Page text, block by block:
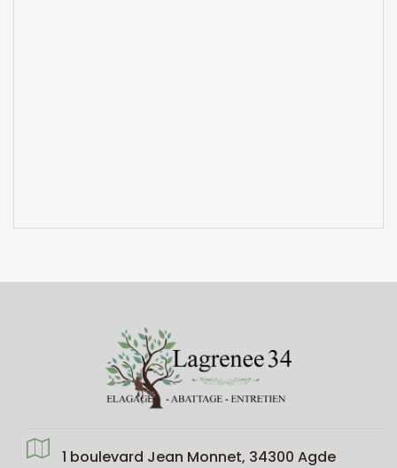
1 boulevard Jean Monnet, 34300 Agde